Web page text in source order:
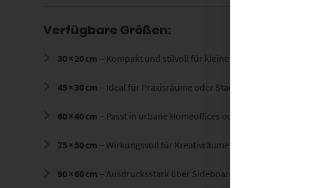
Verfügbare Größen:
30 × 20 cm – Kompakt und stilvoll für kleine Wandflächen
45 × 30 cm – Ideal für Praxisräume oder Stadtbüros
60 × 40 cm – Passt in urbane Homeoffices oder Hotelflure
75 × 50 cm – Wirkungsvoll für Kreativräume oder Lounges
90 × 60 cm – Ausdrucksstark über Sideboards oder Empfangstresen